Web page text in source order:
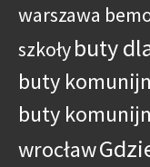
warszawa
szkołybuty
buty
buty
wrocław